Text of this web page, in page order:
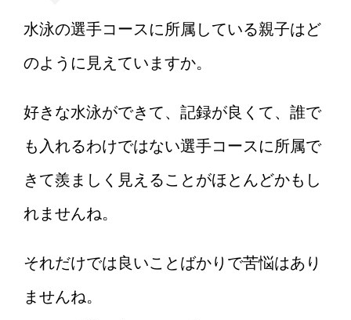
水泳の選手コースに所属している親子はど
のように見えていますか。
好きな水泳ができて、記録が良くて、誰で
も入れるわけではない選手コースに所属で
きて羨ましく見えることがほとんどかもし
れませんね。
それだけでは良いことばかりで苦悩はあり
ませんね。